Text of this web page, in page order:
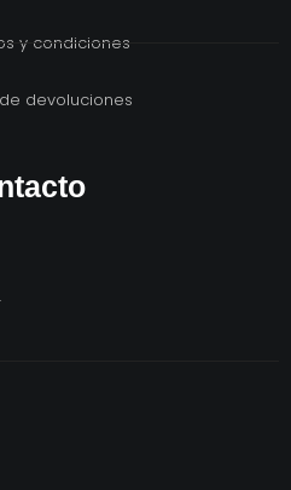
y condiciones
devoluciones